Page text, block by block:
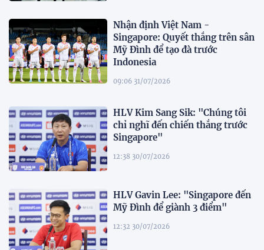
Nhận định Việt Nam -
Singapore: Quyết thắng trên sân
Mỹ Đình để tạo đà trước
Indonesia
09:06 31/07/2026
HLV Kim Sang Sik: "Chúng tôi
chỉ nghĩ đến chiến thắng trước
Singapore"
12:38 30/07/2026
HLV Gavin Lee: "Singapore đến
Mỹ Đình để giành 3 điểm"
12:32 30/07/2026